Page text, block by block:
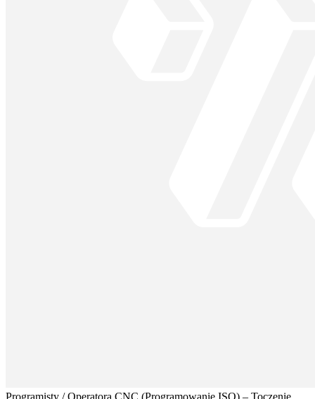
Programisty / Operatora CNC (Programowanie ISO) – Toczenie